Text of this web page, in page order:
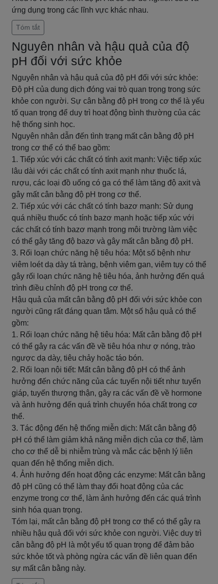
ứng dụng trong các lĩnh vực khác nhau.
Tóm tắt
Nguyên nhân và hậu quả của độ
pH đối với sức khỏe
Nguyên nhân và hậu quả của độ pH đối với sức khỏe:
Độ pH của dung dịch đóng vai trò quan trọng trong sức
khỏe con người. Sự cân bằng độ pH trong cơ thể là yếu
tố quan trọng để duy trì hoạt động bình thường của các
hệ thống sinh học.
Nguyên nhân dẫn đến tình trạng mất cân bằng độ pH
trong cơ thể có thể bao gồm:
1. Tiếp xúc với các chất có tính axit mạnh: Việc tiếp xúc
lâu dài với các chất có tính axit mạnh như thuốc lá,
rượu, các loại đồ uống có ga có thể làm tăng độ axit và
gây mất cân bằng độ pH trong cơ thể.
2. Tiếp xúc với các chất có tính bazơ mạnh: Sử dụng
quá nhiều thuốc có tính bazơ mạnh hoặc tiếp xúc với
các chất có tính bazơ mạnh trong môi trường làm việc
có thể gây tăng độ bazơ và gây mất cân bằng độ pH.
3. Rối loạn chức năng hệ tiêu hóa: Một số bệnh như
viêm loét dạ dày tá tràng, bệnh viêm gan, viêm tụy có thể
gây rối loạn chức năng hệ tiêu hóa, ảnh hưởng đến quá
trình điều chỉnh độ pH trong cơ thể.
Hậu quả của mất cân bằng độ pH đối với sức khỏe con
người cũng rất đáng quan tâm. Một số hậu quả có thể
gồm:
1. Rối loạn chức năng hệ tiêu hóa: Mất cân bằng độ pH
có thể gây ra các vấn đề về tiêu hóa như ợ nóng, trào
ngược dạ dày, tiêu chảy hoặc táo bón.
2. Rối loạn nội tiết: Mất cân bằng độ pH có thể ảnh
hưởng đến chức năng của các tuyến nội tiết như tuyến
giáp, tuyến thượng thận, gây ra các vấn đề về hormone
và ảnh hưởng đến quá trình chuyển hóa chất trong cơ
thể.
3. Tác động đến hệ thống miễn dịch: Mất cân bằng độ
pH có thể làm giảm khả năng miễn dịch của cơ thể, làm
cho cơ thể dễ bị nhiễm trùng và mắc các bệnh lý liên
quan đến hệ thống miễn dịch.
4. Ảnh hưởng đến hoạt động các enzyme: Mất cân bằng
độ pH cũng có thể làm thay đổi hoạt động của các
enzyme trong cơ thể, làm ảnh hưởng đến các quá trình
sinh hóa quan trọng.
Tóm lại, mất cân bằng độ pH trong cơ thể có thể gây ra
nhiều hậu quả đối với sức khỏe con người. Việc duy trì
cân bằng độ pH là một yếu tố quan trọng để đảm bảo
sức khỏe tốt và phòng ngừa các vấn đề liên quan đến
sự mất cân bằng này.